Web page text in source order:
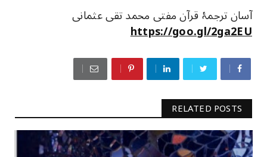
آسان ترجمۂ قرآن مفتی محمد تقی عثمانی
https://goo.gl/2ga2EU
RELATED POSTS